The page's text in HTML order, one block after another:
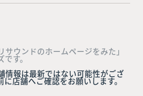
サウンドのホームページをみた」
す。
情報は最新ではない可能性がござ
に店舗へご確認をお願いします。